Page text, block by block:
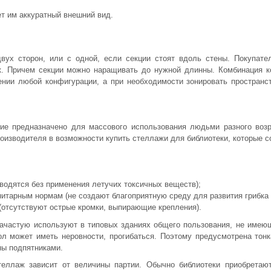
им аккуратный внешний вид.
сторон, или с одной, если секции стоят вдоль стены.
Причем секции можно наращивать до нужной длинны. Комбинация
любой конфигурации, а при необходимости зонировать
предназначено для массового использования людьми разного
в возможности купить стеллажи для библиотеки, которые
без применения летучих токсичных веществ);
нормам (не создают благоприятную среду для развития
острые кромки, выпирающие крепления).
используют в типовых зданиях общего пользования, не
может иметь неровности, прогибаться. Поэтому предусмотрена
подпятниками.
зависит от величины партии. Обычно библиотеки